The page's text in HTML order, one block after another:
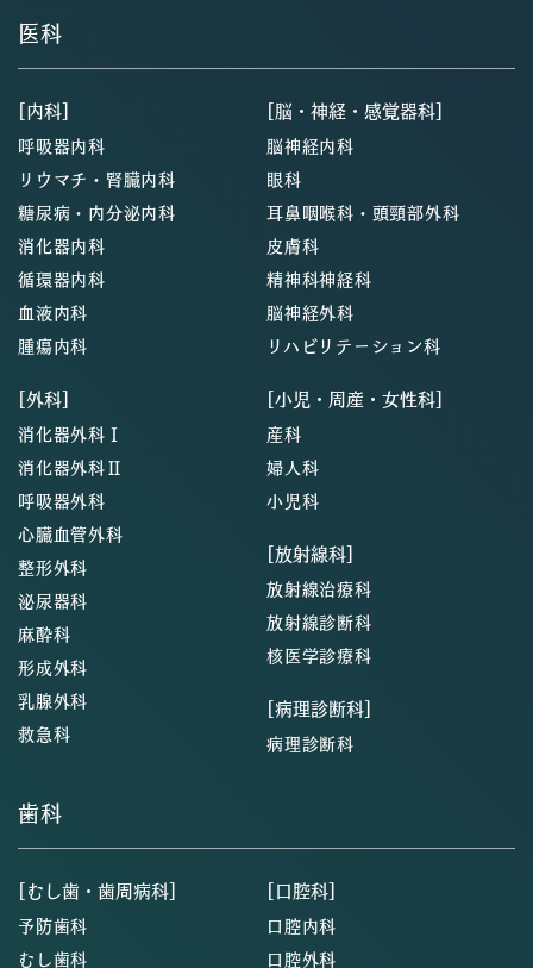
医科
[内科]
呼吸器内科
リウマチ・腎臓内科
糖尿病・内分泌内科
消化器内科
循環器内科
血液内科
腫瘍内科
[外科]
消化器外科Ⅰ
消化器外科Ⅱ
呼吸器外科
心臓血管外科
整形外科
泌尿器科
麻酔科
形成外科
乳腺外科
救急科
[脳・神経・感覚器科]
脳神経内科
眼科
耳鼻咽喉科・頭頸部外科
皮膚科
精神科神経科
脳神経外科
リハビリテーション科
[小児・周産・女性科]
産科
婦人科
小児科
[放射線科]
放射線治療科
放射線診断科
核医学診療科
[病理診断科]
病理診断科
歯科
[むし歯・歯周病科]
予防歯科
むし歯科
[口腔科]
口腔内科
口腔外科